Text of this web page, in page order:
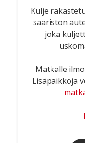
Kulje
saariston
joka
Matkalle
Lisäpaikkoja